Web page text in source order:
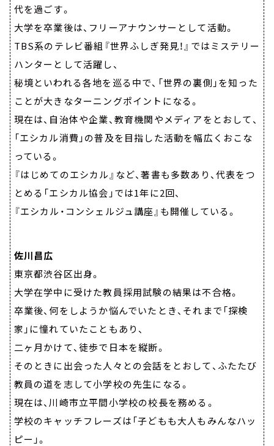
代を過ごす。
大学を卒業後は、フリーアナウンサーとして活動。
TBS系のテレビ番組『世界ふしぎ発見！』ではミステリー
ハンターとして活躍し、
秘境といわれる各地を巡る中で、「世界の裏側」を知った
ことが大きなターニングポイントになる。
現在は、自治体や企業、教育機関やメディアをとおして、
「エシカル消費」の普及を目指した活動を幅広くおこな
っている。
『はじめてのエシカル』など、著書も多数あり、代表をつ
とめる「エシカル協会」では1年に2回、
『エシカル・コンシェルジュ講座』も開催している。
佐川昌広
東京都渋谷区出身。
大学在学中に受けた教員採用試験の結果は不合格。
卒業後、何をしようか悩んでいたとき、それまで「探検
家」に憧れていたこともあり、
二ヶ月かけて、徒歩で日本を縦断。
そのときに出会った人々との会話をとおして、ふたたび
教員の道を志して小学校の先生になる。
現在は、川崎市立平間小学校の校長を務める。
学校のキャッチフレーズは「子どもも大人もみんなハッ
ピー」。